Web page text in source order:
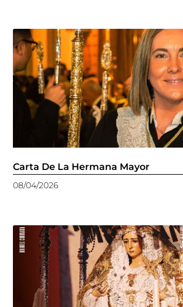
Carta De La Hermana Mayor
08/04/2026